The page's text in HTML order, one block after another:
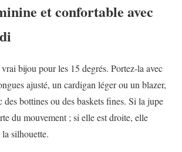
et confortable avec
bijou pour les 15 degrés. Portez-la avec
ajusté, un cardigan léger ou un blazer,
des bottines ou des baskets fines. Si la jupe
du mouvement ; si elle est droite, elle
silhouette.